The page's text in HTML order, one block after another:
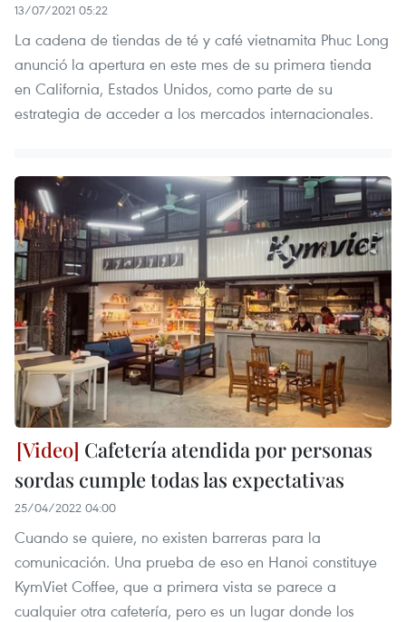
13/07/2021 05:22
La cadena de tiendas de té y café vietnamita Phuc Long
anunció la apertura en este mes de su primera tienda
en California, Estados Unidos, como parte de su
estrategia de acceder a los mercados internacionales.
Cafetería atendida por personas
sordas cumple todas las expectativas
25/04/2022 04:00
Cuando se quiere, no existen barreras para la
comunicación. Una prueba de eso en Hanoi constituye
KymViet Coffee, que a primera vista se parece a
cualquier otra cafetería, pero es un lugar donde los